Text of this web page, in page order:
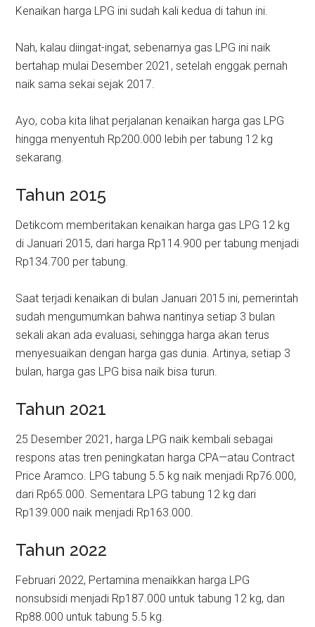
Kenaikan harga LPG ini sudah kali kedua di tahun ini.
Nah, kalau diingat-ingat, sebenarnya gas LPG ini naik
bertahap mulai Desember 2021, setelah enggak pernah
naik sama sekai sejak 2017.
Ayo, coba kita lihat perjalanan kenaikan harga gas LPG
hingga menyentuh Rp200.000 lebih per tabung 12 kg
sekarang.
Tahun 2015
Detikcom memberitakan kenaikan harga gas LPG 12 kg
di Januari 2015, dari harga Rp114.900 per tabung menjadi
Rp134.700 per tabung.
Saat terjadi kenaikan di bulan Januari 2015 ini, pemerintah
sudah mengumumkan bahwa nantinya setiap 3 bulan
sekali akan ada evaluasi, sehingga harga akan terus
menyesuaikan dengan harga gas dunia. Artinya, setiap 3
bulan, harga gas LPG bisa naik bisa turun.
Tahun 2021
25 Desember 2021, harga LPG naik kembali sebagai
respons atas tren peningkatan harga CPA—atau Contract
Price Aramco. LPG tabung 5.5 kg naik menjadi Rp76.000,
dari Rp65.000. Sementara LPG tabung 12 kg dari
Rp139.000 naik menjadi Rp163.000.
Tahun 2022
Februari 2022, Pertamina menaikkan harga LPG
nonsubsidi menjadi Rp187.000 untuk tabung 12 kg, dan
Rp88.000 untuk tabung 5.5 kg.